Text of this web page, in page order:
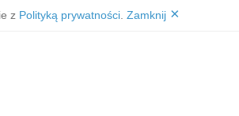
z Polityką prywatności Zamknij ×